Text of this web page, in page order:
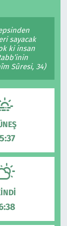
sayacak
ki insan
Sûresi, 34)